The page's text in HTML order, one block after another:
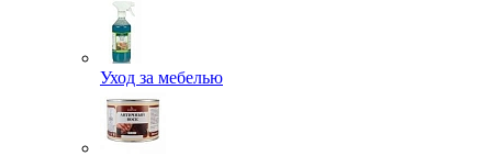
Уход за мебелью